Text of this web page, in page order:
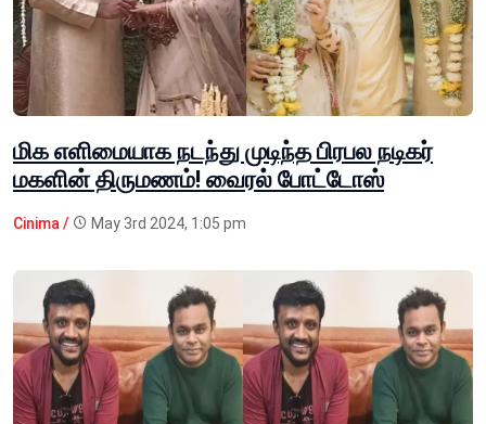
மிக எளிமையாக நடந்து முடிந்த பிரபல நடிகர்
மகளின் திருமணம்! வைரல் போட்டோஸ்
Cinima / May 3rd 2024, 1:05 pm